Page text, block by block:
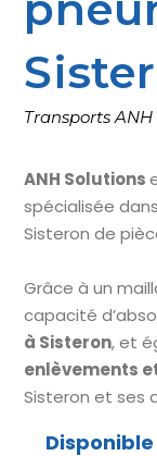
Transports
ANH Solutions
spécialisée
Sisteron de
Grâce à un
capacité
à Sisteron, et
enlèvements
Sisteron et ses